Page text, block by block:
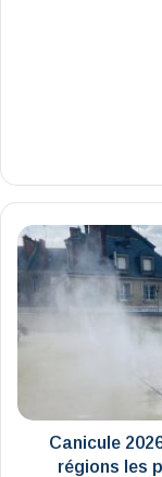
Canicule
2026
:
le
Centre-
Val
parmi
régions
Canicule
régions les